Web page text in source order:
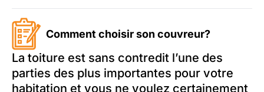
Comment choisir son couvreur?
La toiture est sans contredit l’une des
parties des plus importantes pour votre
habitation et vous ne voulez certainement